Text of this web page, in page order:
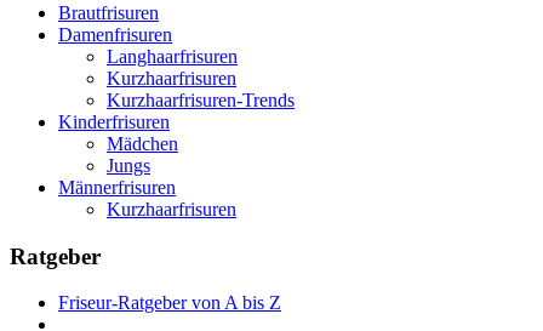
Brautfrisuren
Damenfrisuren
Langhaarfrisuren
Kurzhaarfrisuren
Kurzhaarfrisuren-Trends
Kinderfrisuren
Mädchen
Jungs
Männerfrisuren
Kurzhaarfrisuren
Ratgeber
Friseur-Ratgeber von A bis Z